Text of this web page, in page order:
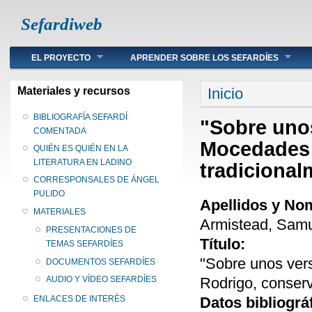
Sefardiweb
Main menu
EL PROYECTO APRENDER SOBRE LOS SEFARDÍES
Materiales y recursos
BIBLIOGRAFÍA SEFARDÍ
COMENTADA
QUIÉN ES QUIÉN EN LA
LITERATURA EN LADINO
CORRESPONSALES DE ÁNGEL
PULIDO
MATERIALES
PRESENTACIONES DE
TEMAS SEFARDÍES
DOCUMENTOS SEFARDÍES
AUDIO Y VÍDEO SEFARDÍES
ENLACES DE INTERÉS
Se encuentra
Inicio
"Sobre
Apellidos y
Armistead,
Título:
"Sobre unos
Rodrigo,
Datos